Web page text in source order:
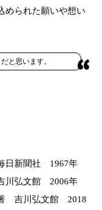
められた願いや想い
と思います。
日新聞社 1967年
川弘文館 2006年
吉川弘文館 2018